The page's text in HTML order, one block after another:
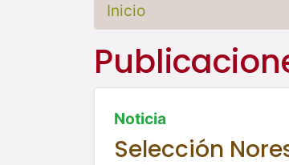
Inicio
Noticia
Selección